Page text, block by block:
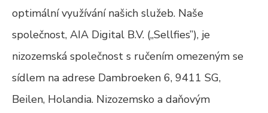
optimální využívání našich služeb. Naše
společnost, AIA Digital B.V. („Sellfies”), je
nizozemská společnost s ručením omezeným se
sídlem na adrese Dambroeken 6, 9411 SG,
Beilen, Holandia. Nizozemsko a daňovým